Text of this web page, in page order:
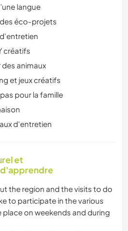
langue
éco-projets
créatifs
des animaux
et jeux créatifs
pour la famille
d'entretien
et
the region and the visits to do
to participate in the various
on weekends and during